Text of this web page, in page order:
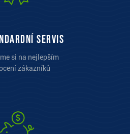
servis
si na nejlepším
zákazníků